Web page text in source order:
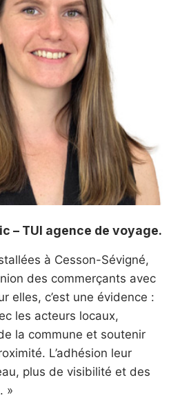
– TUI agence de voyage.
à Cesson-Sévigné,
des commerçants avec
elles, c’est une évidence :
les acteurs locaux,
la commune et soutenir
L’adhésion leur
plus de visibilité et des
»